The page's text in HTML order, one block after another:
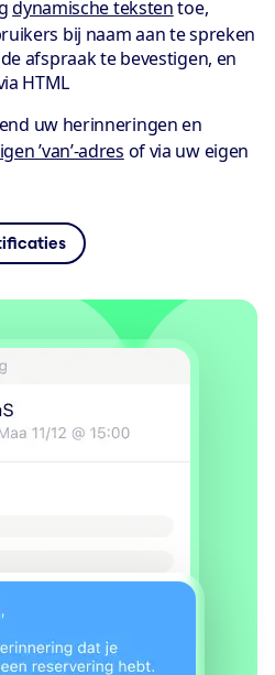
dynamische tekstentoe,
bij naam aan te spreken
afspraak te bevestigen, en
HTML
uw herinneringen en
’van’-adres of via uw eigen